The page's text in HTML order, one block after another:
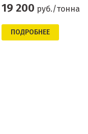
19 200 руб./тонна
ПОДРОБНЕЕ